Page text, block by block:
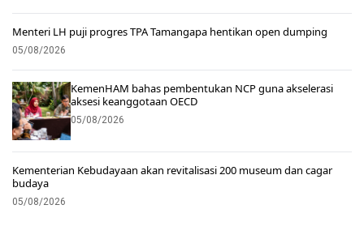
Menteri LH puji progres TPA Tamangapa hentikan open dumping
05/08/2026
KemenHAM bahas pembentukan NCP guna akselerasi
aksesi keanggotaan OECD
05/08/2026
Kementerian Kebudayaan akan revitalisasi 200 museum dan cagar
budaya
05/08/2026